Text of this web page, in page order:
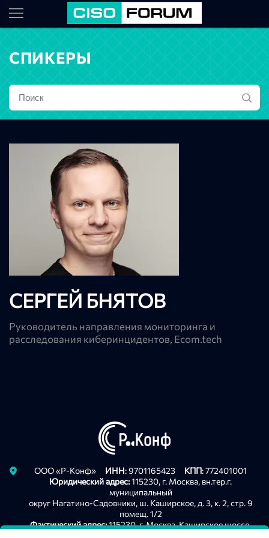
СПИКЕРЫ
СЕРГЕЙ БНЯТОВ
Руководитель направления мониторинга и
расследования киберинцидентов, Ecom.tеch
ООО «Р-Конф» ИНН: 9701165423 КПП: 772401001
Юридический адрес:115230, г. Москва, вн.тер.г.
муниципальный
округ Нагатино-Садовники, ш. Каширское, д. 3, к. 2, стр. 9
помещ. 1/2
Фактический адрес:115230, г. Москва, Каширское шоссе,